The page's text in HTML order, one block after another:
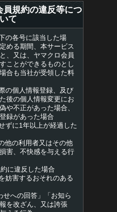
員規約の違反等につ
いて
の各号に該当した場
める期間、本サービス
、又は、ヤマクロ会員
ことができるものとし
合も当社が受領した料
の個人情報登録、及び
後の個人情報変更にお
や不正があった場合、
録があった場合
ずに1年以上が経過した
他の利用者又はその他
害、不快感を与える行
に違反した場合
妨害するおそれのある
せへの回答」「お知ら
を改ざん、又は誇張